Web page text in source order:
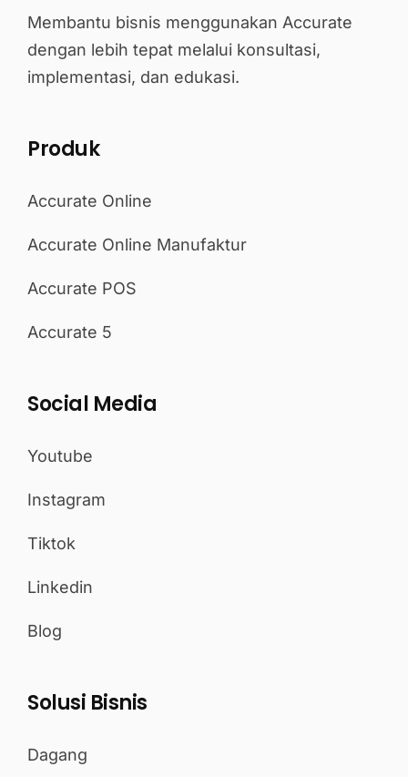
Membantu bisnis menggunakan Accurate
dengan lebih tepat melalui konsultasi,
implementasi, dan edukasi.
Produk
Accurate Online
Accurate Online Manufaktur
Accurate POS
Accurate 5
Social Media
Youtube
Instagram
Tiktok
Linkedin
Blog
Solusi Bisnis
Dagang